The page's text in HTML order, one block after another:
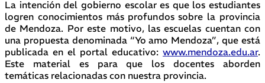
La intención del gobierno escolar es que los estudiantes
logren conocimientos más profundos sobre la provincia
de Mendoza. Por este motivo, las escuelas cuentan con
una propuesta denominada “Yo amo Mendoza”, que está
publicada en el portal educativo: www.mendoza.edu.ar.
Este material es para que los docentes aborden
temáticas relacionadas con nuestra provincia.